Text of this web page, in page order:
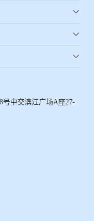
号中交滨江广场A座27-